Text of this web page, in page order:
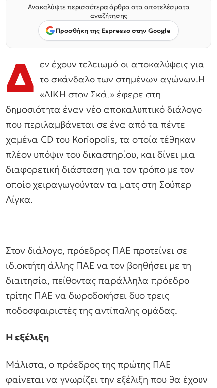
Ανακαλύψτε περισσότερα άρθρα στα αποτελέσματα
αναζήτησης
Προσθήκη της Espresso στην Google
Δ εν έχουν τελειωμό οι αποκαλύψεις για
το σκάνδαλο των στημένων αγώνων.Η
«ΔΙΚΗ στον Σκάι» έφερε στη
δημοσιότητα έναν νέο αποκαλυπτικό διάλογο
που περιλαμβάνεται σε ένα από τα πέντε
χαμένα CD του Koriopolis, τα οποία τέθηκαν
πλέον υπόψιν του δικαστηρίου, και δίνει μια
διαφορετική διάσταση για τον τρόπο με τον
οποίο χειραγωγούνταν τα ματς στη Σούπερ
Λίγκα.
Στον διάλογο, πρόεδρος ΠΑΕ προτείνει σε
ιδιοκτήτη άλλης ΠΑΕ να τον βοηθήσει με τη
διαιτησία, πείθοντας παράλληλα πρόεδρο
τρίτης ΠΑΕ να δωροδοκήσει δυο τρεις
ποδοσφαιριστές της αντίπαλης ομάδας.
Η εξέλιξη
Μάλιστα, ο πρόεδρος της πρώτης ΠΑΕ
φαίνεται να γνωρίζει την εξέλιξη που θα έχουν